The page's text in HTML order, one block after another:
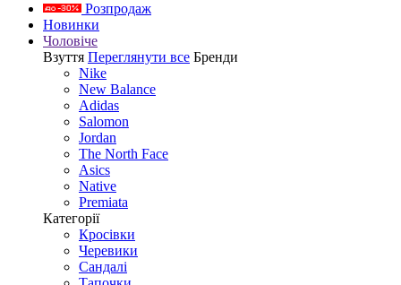
Розпродаж
Новинки
Чоловіче
Взуття Переглянути все Бренди
Nike
New Balance
Adidas
Salomon
Jordan
The North Face
Asics
Native
Premiata
Категорії
Кросівки
Черевики
Сандалі